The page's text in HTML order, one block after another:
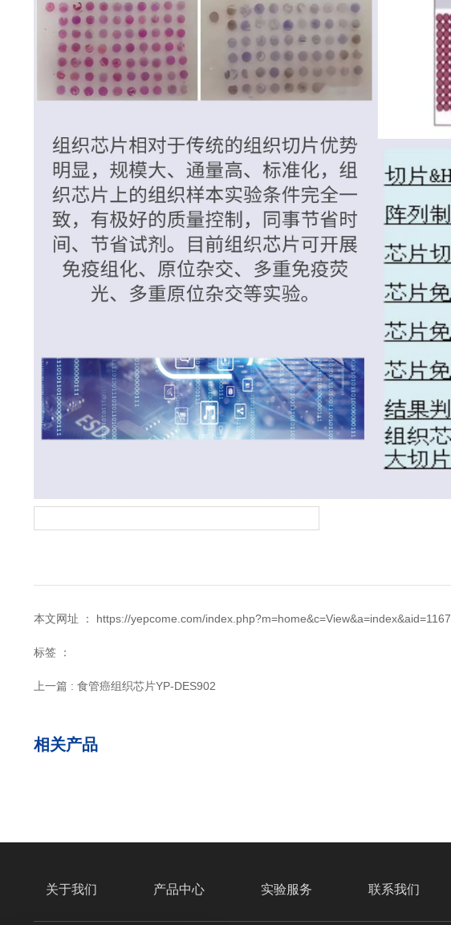
本文网址 ： https://yepcome.com/index.php?m=home&c=View&a=index&aid=1167
标签 ：
上一篇 : 食管癌组织芯片YP-DES902
相关产品
关于我们 产品中心 实验服务 联系我们